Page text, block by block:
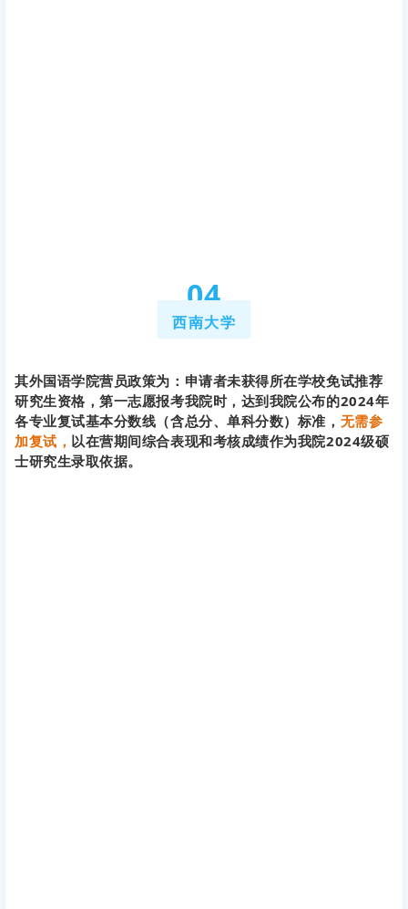
04
西南大学
其外国语学院营员政策为：申请者未获得所在学校免试推荐
研究生资格，第一志愿报考我院时，达到我院公布的2024年
各专业复试基本分数线（含总分、单科分数）标准， 无需参
加复试， 以在营期间综合表现和考核成绩作为我院2024级硕
士研究生录取依据。